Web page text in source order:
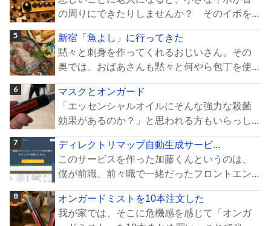
の周りにできたりしませんか？ そのイボを...
新宿「魚よし」に行ってきた
黙々と刺身を作ってくれるおじいさん。その
奥では、おばあさんも黙々と何やら包丁を使...
マスクとオンガード
「エッセンシャルオイルにそんな強力な殺菌
効果があるのか？」と思われる方もいらっし...
ディレクトリマップ自動生成サービ...
このサービスを作った加藤くんというのは、
僕が前職、前々職で一緒だったフロントエン...
オンガードミストを10本注文した
我が家では、そこに危機感を感じて「オンガ